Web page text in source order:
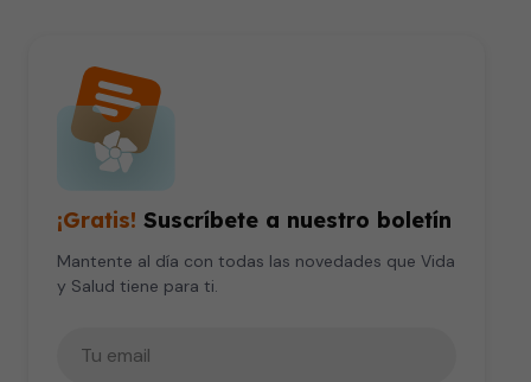
¡Gratis! Suscríbete a nuestro boletín
Mantente al día con todas las novedades que Vida
y Salud tiene para ti.